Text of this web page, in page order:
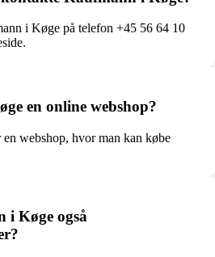
i Køge på telefon +45 56 64 10
en online webshop?
webshop, hvor man kan købe
i Køge også